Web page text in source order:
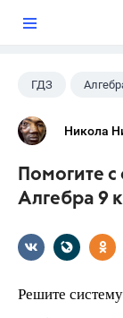
ГДЗ
Никола
Помогите с
Алгебра 9
Решите